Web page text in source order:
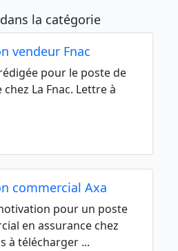
la catégorie
vendeur Fnac
pour le poste de
La Fnac. Lettre à
commercial Axa
pour un poste
en assurance chez
à télécharger ...